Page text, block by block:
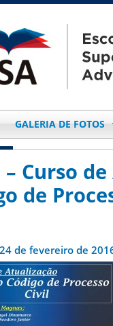
GALERIA DE FOTOS
– Curso
de
24 de fevereiro de